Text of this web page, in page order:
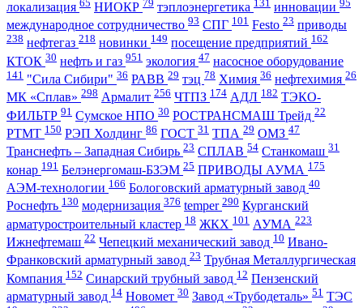
локализация НИОКР тэплоэнергетика инновации
международное сотрудничество 93 СПГ 101 Festo 23 приводы
238 нефтегаз 218 новинки 149 посещение предприятий 162
КТОК 30 нефть и газ 951 экология 47 насосное оборудование
141 "Сила Сибири" 36 РАВВ 29 тэц 78 Химия 36 нефтехимия 26
МК «Сплав» 298 Армалит 256 ЧТПЗ 174 АДЛ 182 ТЭКО-
ФИЛЬТР 91 Сумское НПО 30 РОСТРАНСМАШ Трейд 22
РТМТ 150 РЭП Холдинг 86 ГОСТ 31 ТПА 29 ОМЗ 47
Транснефть – Западная Сибирь 23 СПЛАВ 54 Станкомаш 31
конар 191 Белэнергомаш-БЗЭМ 25 ПРИВОДЫ АУМА 175
АЭМ-технологии 166 Бологовский арматурный завод 40
Роснефть 130 модернизация 376 temper 290 Курганский
арматуростроительный кластер 18 ЖКХ 101 АУМА 223
Ижнефтемаш 22 Чепецкий механический завод 10 Ивано-
Франковский арматурный завод 23 Трубная Металлургическая
Компания 152 Синарский трубный завод 12 Пензенский
арматурный завод 14 Новомет 30 Завод «Трубодеталь» 51 ТЭС